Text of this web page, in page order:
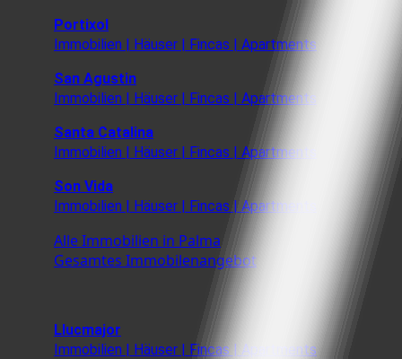
Portixol
Immobilien | Häuser | Fincas | Apartments
San Agustin
Immobilien | Häuser | Fincas | Apartments
Santa Catalina
Immobilien | Häuser | Fincas | Apartments
Son Vida
Immobilien | Häuser | Fincas | Apartments
Alle Immobilien in Palma
Gesamtes Immobilenangebot
Llucmajor
Immobilien | Häuser | Fincas | Apartments